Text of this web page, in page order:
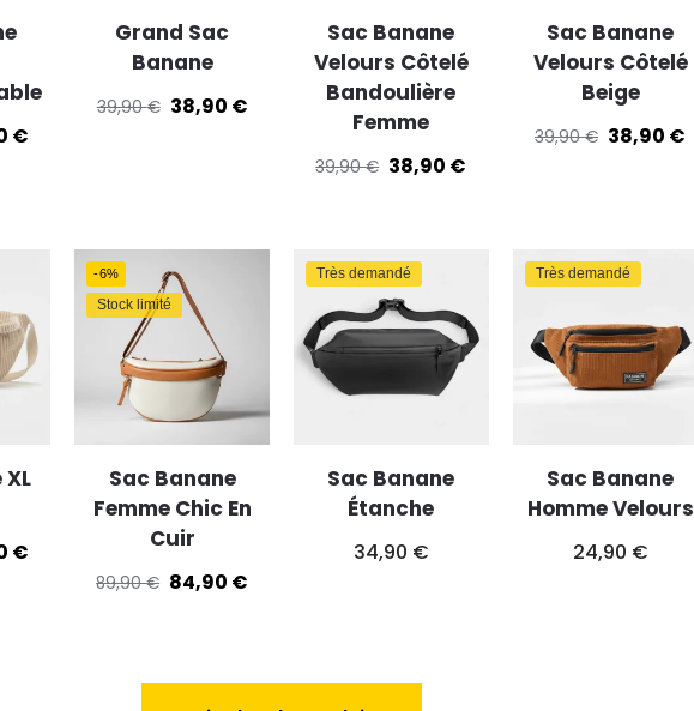
€
Grand Sac
Banane
39,90€ 38,90 €
Sac Banane
Velours Côtelé
Bandoulière
Femme
39,90€ 38,90 €
Sac Banane
Velours Côtelé
Beige
39,90€ 38,90 €
€
-6%
Stock limité
Sac Banane
Femme Chic En
Cuir
89,90€ 84,90 €
Très demandé
Sac Banane
Étanche
34,90 €
Très demandé
Sac Banane
Homme Velours
24,90 €